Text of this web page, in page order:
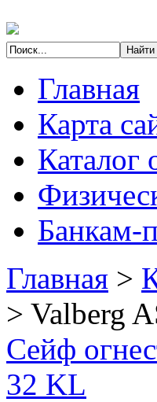
Главная
Карта
Каталог
Банкам-
Главная >
> Valberg
Сейф
32 KL